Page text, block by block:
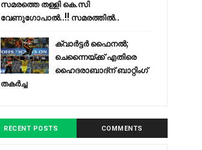
സമരത്തെ തള്ളി കെ.സി
വേണുഗോപാൽ..!! സമരത്തിൽ..
ക്വാർട്ടർ ഫൈനൽ;
ചെന്നൈയ്ക്ക് എതിരെ
ഹൈദരാബാദ്ന് ബാറ്റിംഗ്
തകർച്ച
RECENT POSTS COMMENTS